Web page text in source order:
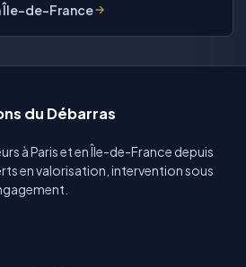
Île-de-France
du Débarras
à Paris et en Île-de-France depuis
en valorisation, intervention sous